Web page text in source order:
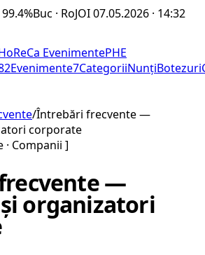
99.4%Buc · RoJOI 07.05.2026 · 14:32
EvenimentePHE
Evenimente7CategoriiNunțiBotezuri
/Întrebări frecvente —
corporate
Companii ]
—
organizatori